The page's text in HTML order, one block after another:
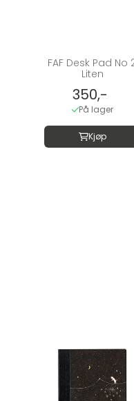
FAF Desk Pad No
Liten
350,-
På lager
Kjøp